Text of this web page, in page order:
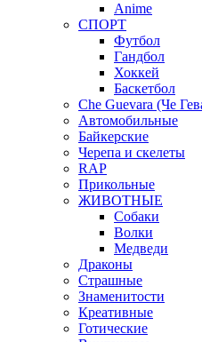
Anime
СПОРТ
Футбол
Гандбол
Хоккей
Баскетбол
Che Guevara (Че
Автомобильные
Байкерские
Черепа и скелеты
RAP
Прикольные
ЖИВОТНЫЕ
Собаки
Волки
Медведи
Драконы
Страшные
Знаменитости
Креативные
Готические